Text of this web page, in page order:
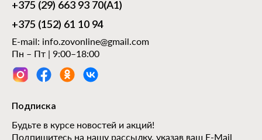
+375 (29) 663 93 70(А1)
+375 (152) 61 10 94
E-mail: info.zovonline@gmail.com
Пн – Пт | 9:00–18:00
Подписка
Будьте в курсе новостей и акций!
Подпишитесь на нашу рассылку, указав ваш E-Mail